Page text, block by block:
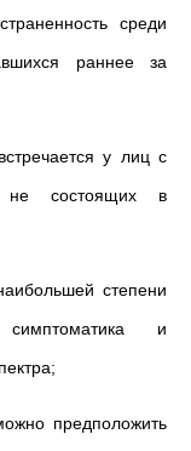
среди
раннее за
у лиц с
не состоящих в
степени
симптоматика и
предположить